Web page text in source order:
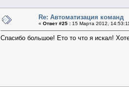
Re: Автоматизация команд
« Ответ #25 : 15 Марта 2012,
Спасибо большое! Ето то что я искал!